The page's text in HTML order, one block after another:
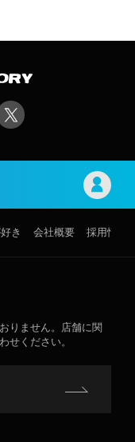
き 会社概要 採用情報
りません。店舗に関
せください。